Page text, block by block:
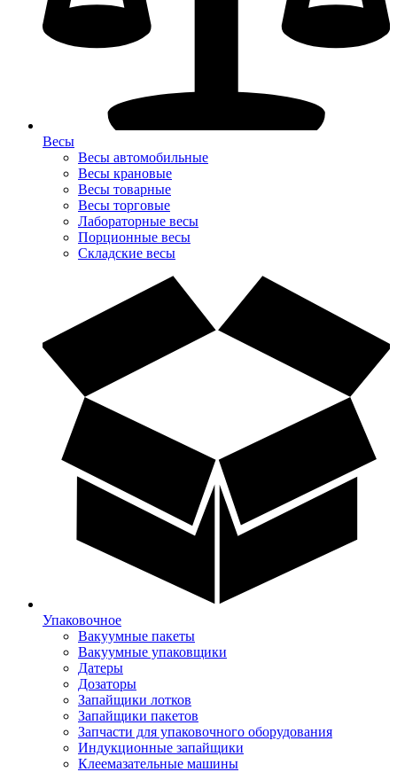
Весы
Весы автомобильные
Весы крановые
Весы товарные
Весы торговые
Лабораторные весы
Порционные весы
Складские весы
Упаковочное
Вакуумные пакеты
Вакуумные упаковщики
Датеры
Дозаторы
Запайщики лотков
Запайщики пакетов
Запчасти для упаковочного оборудования
Индукционные запайщики
Клеемазательные машины